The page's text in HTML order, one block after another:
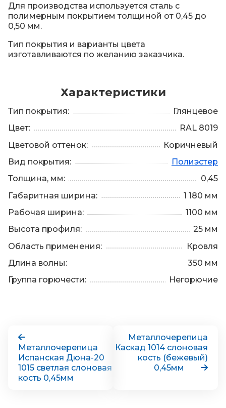
Для производства используется сталь с
полимерным покрытием толщиной от 0,45 до
0,50 мм.
Тип покрытия и варианты цвета
изготавливаются по желанию заказчика.
Характеристики
Тип покрытия:
Глянцевое
Цвет:
RAL 8019
Цветовой оттенок:
Коричневый
Вид покрытия:
Полиэстер
Толщина, мм:
0,45
Габаритная ширина:
1 180 мм
Рабочая ширина:
1100 мм
Высота профиля:
25 мм
Область применения:
Кровля
Длина волны:
350 мм
Группа горючести:
Негорючие
Металлочерепица
Испанская Дюна-20
1015 светлая слоновая
кость 0,45мм
Металлочерепица
Каскад 1014 слоновая
кость (бежевый)
0,45мм